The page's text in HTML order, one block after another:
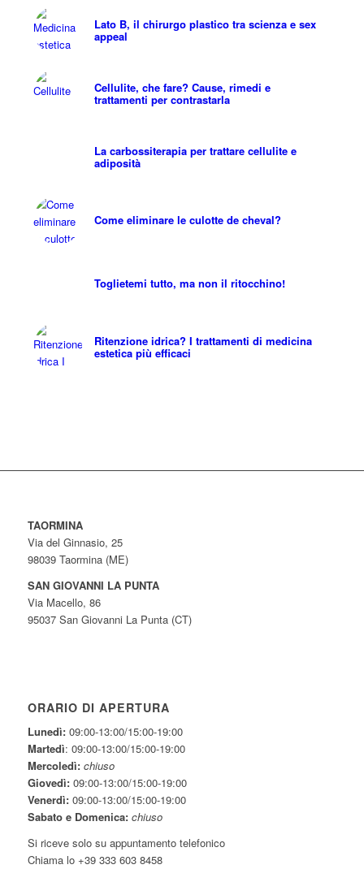
Lato B, il chirurgo plastico tra scienza e sex
appeal
Cellulite, che fare? Cause, rimedi e
trattamenti per contrastarla
La carbossiterapia per trattare cellulite e
adiposità
Come eliminare le culotte de cheval?
Toglietemi tutto, ma non il ritocchino!
Ritenzione idrica? I trattamenti di medicina
estetica più efficaci
TAORMINA
Via del Ginnasio, 25
98039 Taormina (ME)
SAN GIOVANNI LA PUNTA
Via Macello, 86
95037 San Giovanni La Punta (CT)
ORARIO DI APERTURA
Lunedì:09:00-13:00/15:00-19:00
Martedì: 09:00-13:00/15:00-19:00
Mercoledì: chiuso
Giovedì:09:00-13:00/15:00-19:00
Venerdì:09:00-13:00/15:00-19:00
Sabato e Domenica: chiuso
Si riceve solo su appuntamento telefonico
Chiama lo +39 333 603 8458